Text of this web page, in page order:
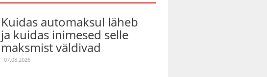
Kuidas automaksul läheb
ja kuidas inimesed selle
maksmist väldivad
07.08.2026